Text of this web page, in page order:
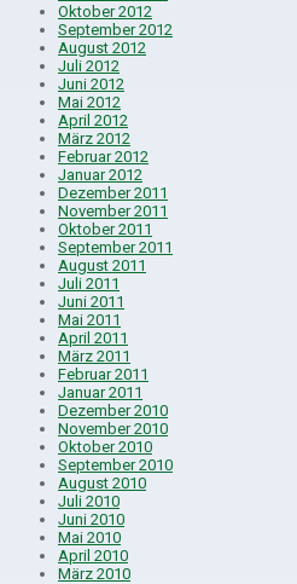
Oktober 2012
September 2012
August 2012
Juli 2012
Juni 2012
Mai 2012
April 2012
März 2012
Februar 2012
Januar 2012
Dezember 2011
November 2011
Oktober 2011
September 2011
August 2011
Juli 2011
Juni 2011
Mai 2011
April 2011
März 2011
Februar 2011
Januar 2011
Dezember 2010
November 2010
Oktober 2010
September 2010
August 2010
Juli 2010
Juni 2010
Mai 2010
April 2010
März 2010